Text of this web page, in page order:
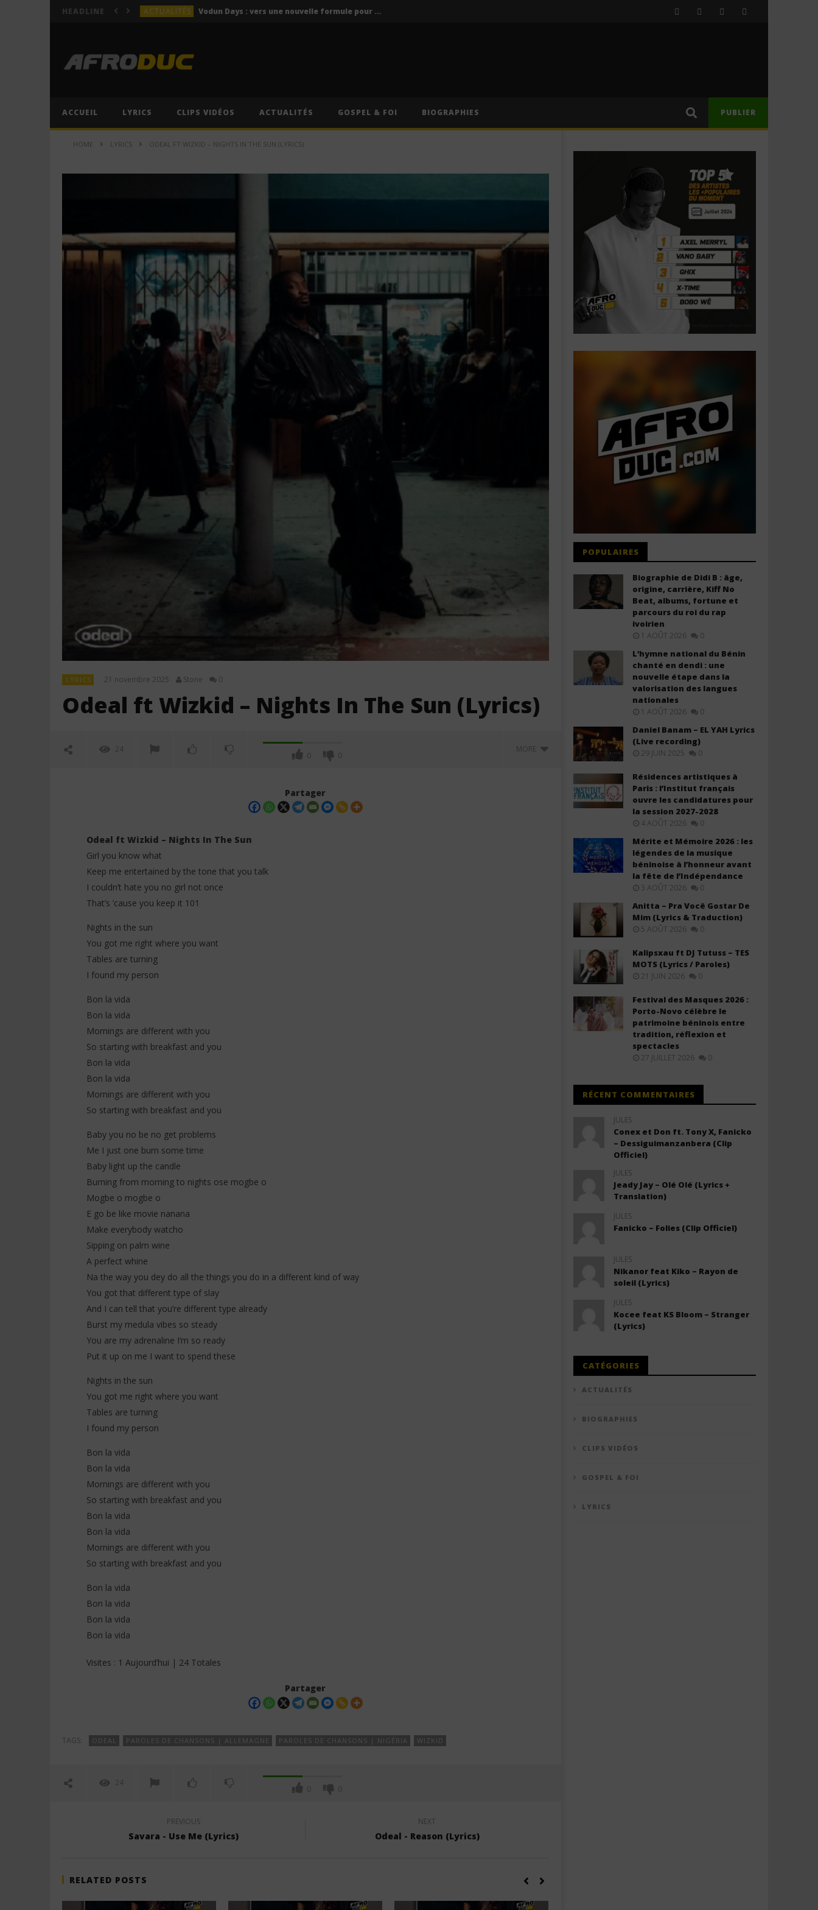
HEADLINE ACTUALITÉS Vodun Days : vers une nouvelle formule pour le grand rendez-vous culturel du Bénin ?
LYRICS Anitta – Azul (Lyrics & Traduction Française)
ACTUALITÉS Vodun Days : vers une nouvelle formule pour le grand rendez-vous culturel du Bénin ?
ACCUEIL LYRICS CLIPS VIDÉOS ACTUALITÉS GOSPEL & FOI BIOGRAPHIES PUBLIER
HOME LYRICS ODEAL FT WIZKID – NIGHTS IN THE SUN (LYRICS)
LYRICS 21 novembre 2025 Stone 0
Odeal ft Wizkid – Nights In The Sun (Lyrics)
24
0 0
MORE
NOW VIEWING
Odeal ft Wizkid – Nights In The
novembre
2025
Stone
Davido – Zanzibar (Lyrics &
Traduction)
novembre
Davido ft. Leon Thomas -
Everybody (Lyrics &
2025
Stone
Partager
Odeal ft Wizkid – Nights In The Sun
Girl you know what
Keep me entertained by the tone that you talk
I couldn’t hate you no girl not once
That’s ’cause you keep it 101
Nights in the sun
You got me right where you want
Tables are turning
I found my person
Bon la vida
Bon la vida
Mornings are different with you
So starting with breakfast and you
Bon la vida
Bon la vida
Mornings are different with you
So starting with breakfast and you
Baby you no be no get problems
Me I just one burn some time
Baby light up the candle
Burning from morning to nights ose mogbe o
Mogbe o mogbe o
E go be like movie nanana
Make everybody watcho
Sipping on palm wine
A perfect whine
Na the way you dey do all the things you do in a different kind of way
You got that different type of slay
And I can tell that you’re different type already
Burst my medula vibes so steady
You are my adrenaline I’m so ready
Put it up on me I want to spend these
Nights in the sun
You got me right where you want
Tables are turning
I found my person
Bon la vida
Bon la vida
Mornings are different with you
So starting with breakfast and you
Bon la vida
Bon la vida
Mornings are different with you
So starting with breakfast and you
Bon la vida
Bon la vida
Bon la vida
Bon la vida
Visites : 1 Aujourd’hui | 24 Totales
Partager
TAGS: ODEAL PAROLES DE CHANSONS | ALLEMAGNE PAROLES DE CHANSONS | NIGÉRIA WIZKID
24
0 0
PREVIOUS
Savara - Use Me (Lyrics)
NEXT
Odeal - Reason (Lyrics)
RELATED POSTS
POPULAIRES
Biographie de Didi B : âge,
origine, carrière, Kiff No
Beat, albums, fortune et
parcours du roi du rap
ivoirien
1 AOÛT 2026 0
L’hymne national du Bénin
chanté en dendi : une
nouvelle étape dans la
valorisation des langues
nationales
1 AOÛT 2026 0
Daniel Banam – EL YAH Lyrics
(Live recording)
29 JUIN 2025 0
Résidences artistiques à
Paris : l’Institut français
ouvre les candidatures pour
la session 2027-2028
4 AOÛT 2026 0
Mérite et Mémoire 2026 : les
légendes de la musique
béninoise à l’honneur avant
la fête de l’Indépendance
3 AOÛT 2026 0
Anitta – Pra Você Gostar De
Mim (Lyrics & Traduction)
5 AOÛT 2026 0
Kalipsxau ft DJ Tutuss – TES
MOTS (Lyrics / Paroles)
21 JUIN 2026 0
Festival des Masques 2026 :
Porto-Novo célèbre le
patrimoine béninois entre
tradition, réflexion et
spectacles
27 JUILLET 2026 0
RÉCENT COMMENTAIRES
JULES
Conex et Don ft. Tony X, Fanicko
– Dessiguimanzanbera (Clip
Officiel)
JULES
Jeady Jay – Olé Olé (Lyrics +
Translation)
JULES
Fanicko – Folies (Clip Officiel)
JULES
Nikanor feat Kiko – Rayon de
soleil (Lyrics)
JULES
Kocee feat KS Bloom – Stranger
(Lyrics)
CATÉGORIES
ACTUALITÉS
BIOGRAPHIES
CLIPS VIDÉOS
GOSPEL & FOI
LYRICS